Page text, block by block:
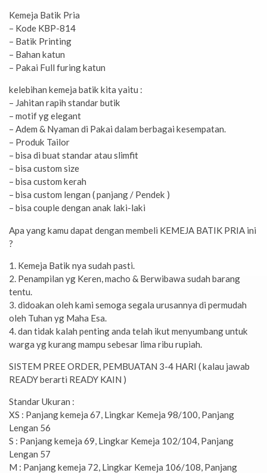
Kemeja Batik Pria
– Kode KBP-814
– Batik Printing
– Bahan katun
– Pakai Full furing katun
kelebihan kemeja batik kita yaitu :
– Jahitan rapih standar butik
– motif yg elegant
– Adem & Nyaman di Pakai dalam berbagai kesempatan.
– Produk Tailor
– bisa di buat standar atau slimfit
– bisa custom size
– bisa custom kerah
– bisa custom lengan ( panjang / Pendek )
– bisa couple dengan anak laki-laki
Apa yang kamu dapat dengan membeli KEMEJA BATIK PRIA ini
?
1. Kemeja Batik nya sudah pasti.
2. Penampilan yg Keren, macho & Berwibawa sudah barang
tentu.
3. didoakan oleh kami semoga segala urusannya di permudah
oleh Tuhan yg Maha Esa.
4. dan tidak kalah penting anda telah ikut menyumbang untuk
warga yg kurang mampu sebesar lima ribu rupiah.
SISTEM PREE ORDER, PEMBUATAN 3-4 HARI ( kalau jawab
READY berarti READY KAIN )
Standar Ukuran :
XS : Panjang kemeja 67, Lingkar Kemeja 98/100, Panjang
Lengan 56
S : Panjang kemeja 69, Lingkar Kemeja 102/104, Panjang
Lengan 57
M : Panjang kemeja 72, Lingkar Kemeja 106/108, Panjang